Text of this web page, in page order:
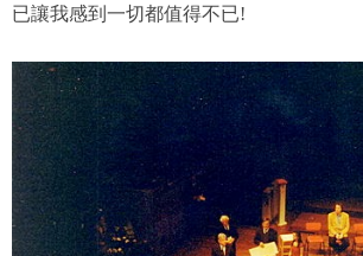
已讓我感到一切都值得不已!